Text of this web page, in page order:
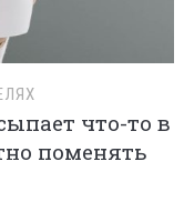
что-то в
поменять